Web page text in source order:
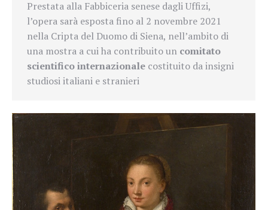
Prestata alla Fabbiceria senese dagli Uffizi,
l’opera sarà esposta fino al 2 novembre 2021
nella Cripta del Duomo di Siena, nell’ambito di
una mostra a cui ha contribuito un comitato
scientifico internazionale costituito da insigni
studiosi italiani e stranieri